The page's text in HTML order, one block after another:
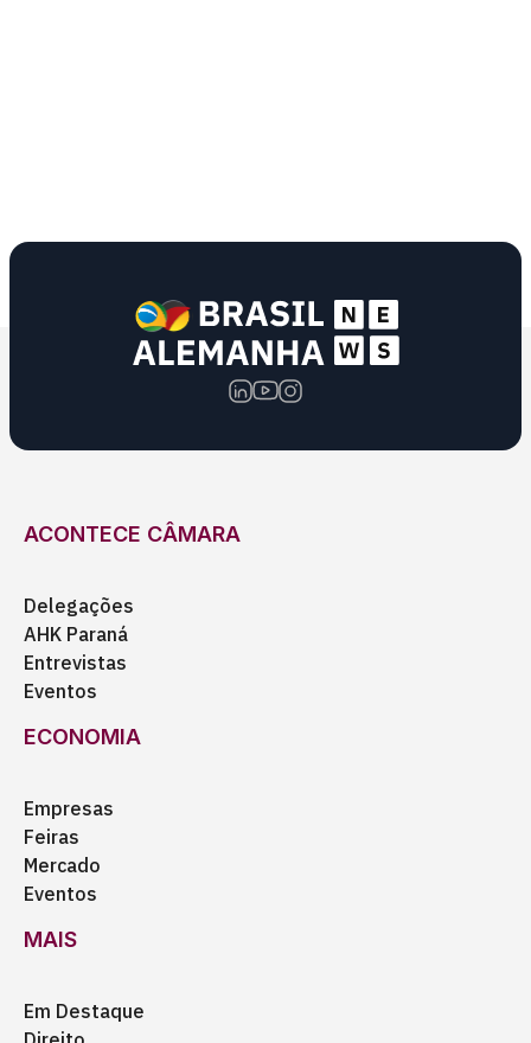
ACONTECE CÂMARA
Delegações
AHK Paraná
Entrevistas
Eventos
ECONOMIA
Empresas
Feiras
Mercado
Eventos
MAIS
Em Destaque